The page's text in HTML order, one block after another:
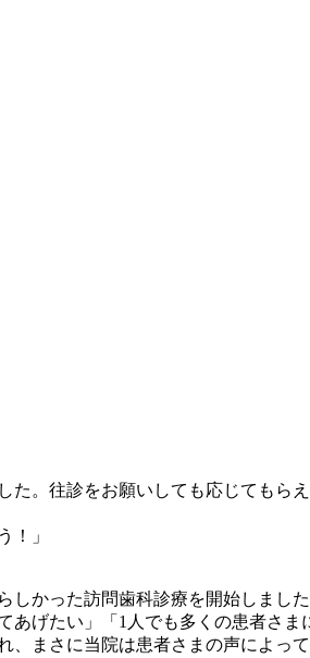
。往診をお願いしても応じてもらえ
！」
かった訪問歯科診療を開始しました
あげたい」「1人でも多くの患者さ
まさに当院は患者さまの声によって